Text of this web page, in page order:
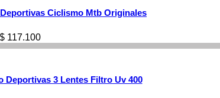
Ciclismo Mtb Originales
$ 117.100
Deportivas 3 Lentes Filtro Uv 400